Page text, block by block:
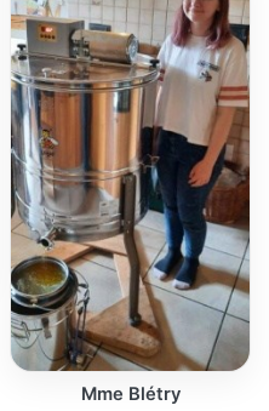
Mme Blétry